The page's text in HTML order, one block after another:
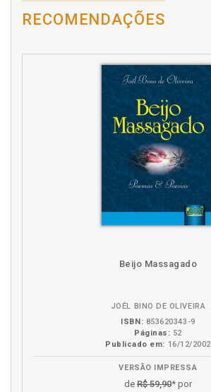
RECOMENDAÇÕES
Beijo Massagado
JOÉL BINO DE OLIVEIRA
ISBN: 853620343-9
Páginas: 52
Publicado em: 16/12/2002
VERSÃO IMPRESSA
de R$ 59,90* por